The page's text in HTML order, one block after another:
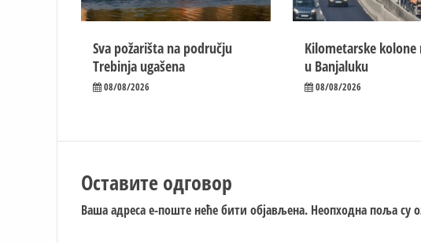
Sva požarišta na području
Trebinja ugašena
08/08/2026
Kilometarske kolone
u Banjaluku
08/08/2026
Оставите одговор
Ваша адреса е-поште неће бити објављена. Неопходна поља су